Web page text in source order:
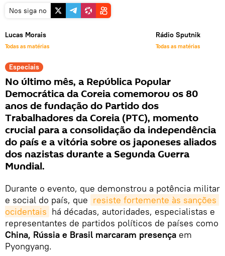
Nos siga no
Lucas Morais
Todas as matérias
Rádio Sputnik
Todas as matérias
Especiais
No último mês, a República Popular
Democrática da Coreia comemorou os 80
anos de fundação do Partido dos
Trabalhadores da Coreia (PTC), momento
crucial para a consolidação da independência
do país e a vitória sobre os japoneses aliados
dos nazistas durante a Segunda Guerra
Mundial.
Durante o evento, que demonstrou a potência militar
e social do país, que resiste fortemente às sanções
ocidentais há décadas, autoridades, especialistas e
representantes de partidos políticos de países como
China, Rússia e Brasil marcaram presença em
Pyongyang.